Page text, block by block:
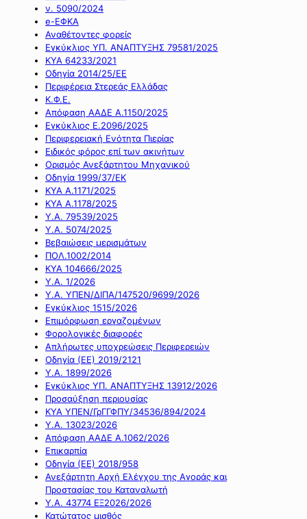
ν. 5090/2024
e-ΕΦΚΑ
Αναθέτοντες φορείς
Εγκύκλιος ΥΠ. ΑΝΑΠΤΥΞΗΣ 79581/2025
ΚΥΑ 64233/2021
Οδηγία 2014/25/ΕΕ
Περιφέρεια Στερεάς Ελλάδας
Κ.Φ.Ε.
Απόφαση ΑΑΔΕ Α.1150/2025
Εγκύκλιος Ε.2096/2025
Περιφερειακή Ενότητα Πιερίας
Ειδικός φόρος επί των ακινήτων
Ορισμός Ανεξάρτητου Μηχανικού
Οδηγία 1999/37/ΕΚ
ΚΥΑ Α.1171/2025
ΚΥΑ Α.1178/2025
Υ.Α. 79539/2025
Υ.Α. 5074/2025
Βεβαιώσεις μερισμάτων
ΠΟΛ.1002/2014
ΚΥΑ 104666/2025
Υ.Α. 1/2026
Υ.Α. ΥΠΕΝ/ΔΙΠΑ/147520/9699/2026
Εγκύκλιος 1515/2026
Επιμόρφωση εργαζομένων
Φορολογικές διαφορές
Απλήρωτες υποχρεώσεις Περιφερειών
Οδηγία (ΕΕ) 2019/2121
Υ.Α. 1899/2026
Εγκύκλιος ΥΠ. ΑΝΑΠΤΥΞΗΣ 13912/2026
Προσαύξηση περιουσίας
ΚΥΑ ΥΠΕΝ/ΓρΓΓΦΠΥ/34536/894/2024
Υ.Α. 13023/2026
Απόφαση ΑΑΔΕ Α.1062/2026
Επικαρπία
Οδηγία (ΕΕ) 2018/958
Ανεξάρτητη Αρχή Ελέγχου της Αγοράς και
Προστασίας του Καταναλωτή
Υ.Α. 43774 ΕΞ2026/2026
Κατώτατος μισθός